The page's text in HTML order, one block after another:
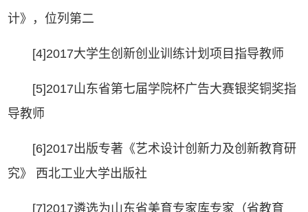
计》，位列第二
[4]2017大学生创新创业训练计划项目指导教师
[5]2017山东省第七届学院杯广告大赛银奖铜奖指
导教师
[6]2017出版专著《艺术设计创新力及创新教育研
究》 西北工业大学出版社
[7]2017遴选为山东省美育专家库专家（省教育